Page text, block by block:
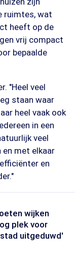
ruimtes, wat
heeft op de
vrij compact
bepaalde
"Heel veel
staan waar
heel vaak ook
in een
veel
met elkaar
en
wijken
plek voor
uitgeduwd'